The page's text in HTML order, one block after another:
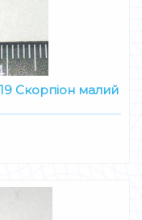
Скорпіон малий